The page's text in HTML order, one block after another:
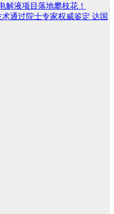
解液项目落地攀枝花！
通过院士专家权威鉴定 达国